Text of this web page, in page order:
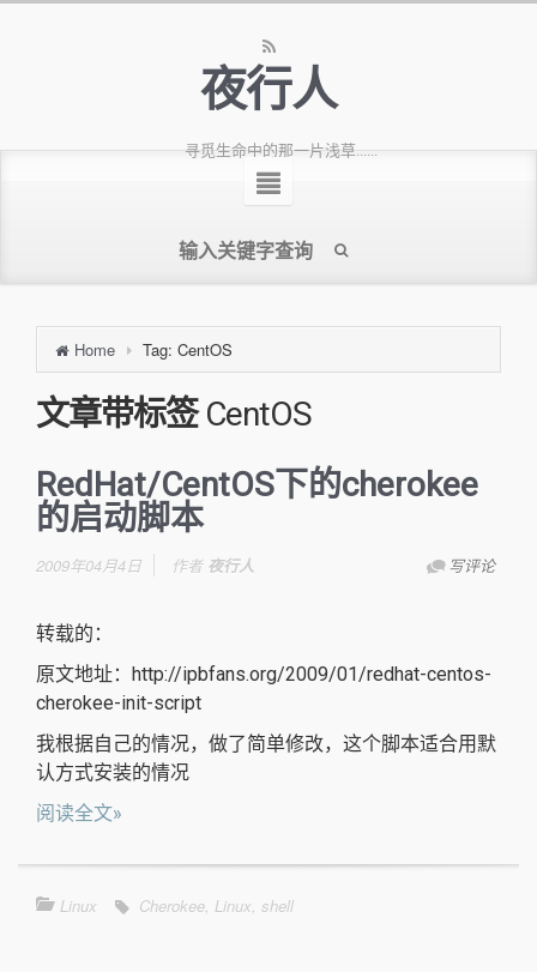
夜行人
寻觅生命中的那一片浅草......
Home Tag: CentOS
文章带标签CentOS
RedHat/CentOS下的cherokee
的启动脚本
2009年04月4日 写评论
作者 夜行人
转载的：
原文地址：http://ipbfans.org/2009/01/redhat-centos-
cherokee-init-script
我根据自己的情况，做了简单修改，这个脚本适合用默
认方式安装的情况
阅读全文»
Linux Cherokee, Linux, shell